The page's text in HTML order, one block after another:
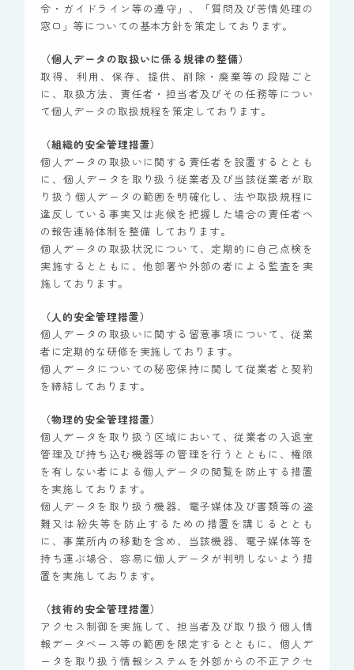
令・ガイドライン等の遵守」、「質問及び苦情処理の
窓口」等についての基本方針を策定しております。
（個人データの取扱いに係る規律の整備）
取得、利用、保存、提供、削除・廃棄等の段階ごと
に、取扱方法、責任者・担当者及びその任務等につい
て個人データの取扱規程を策定しております。
（組織的安全管理措置）
個人データの取扱いに関する責任者を設置するととも
に、個人データを取り扱う従業者及び当該従業者が取
り扱う個人データの範囲を明確化し、法や取扱規程に
違反している事実又は兆候を把握した場合の責任者へ
の報告連絡体制を整備 しております。
個人データの取扱状況について、定期的に自己点検を
実施するとともに、他部署や外部の者による監査を実
施しております。
（人的安全管理措置）
個人データの取扱いに関する留意事項について、従業
者に定期的な研修を実施しております。
個人データについての秘密保持に関して従業者と契約
を締結しております。
（物理的安全管理措置）
個人データを取り扱う区域において、従業者の入退室
管理及び持ち込む機器等の管理を行うとともに、権限
を有しない者による個人データの閲覧を防止する措置
を実施しております。
個人データを取り扱う機器、電子媒体及び書類等の盗
難又は紛失等を防止するための措置を講じるととも
に、事業所内の移動を含め、当該機器、電子媒体等を
持ち運ぶ場合、容易に個人データが判明しないよう措
置を実施しております。
（技術的安全管理措置）
アクセス制御を実施して、担当者及び取り扱う個人情
報データベース等の範囲を限定するとともに、個人デ
ータを取り扱う情報システムを外部からの不正アクセ